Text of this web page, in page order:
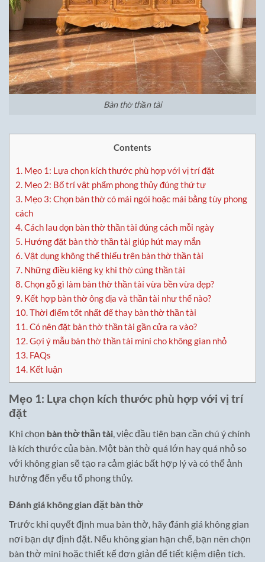
Bàn thờ thần tài
Contents
1. Mẹo 1: Lựa chọn kích thước phù hợp với vị trí đặt
2. Mẹo 2: Bố trí vật phẩm phong thủy đúng thứ tự
3. Mẹo 3: Chọn bàn thờ có mái ngói hoặc mái bằng tùy phong
cách
4.Cách lau dọn bàn thờ thần tài đúng cách mỗi ngày
5. Hướng đặt bàn thờ thần tài giúp hút may mắn
6.Vật dụng không thể thiếu trên bàn thờ thần tài
7. Những điều kiêng kỵ khi thờ cúng thần tài
8.Chọn gỗ gì làm bàn thờ thần tài vừa bền vừa đẹp?
9. Kết hợp bàn thờ ông địa và thần tài như thế nào?
10.Thời điểm tốt nhất để thay bàn thờ thần tài
11.Có nên đặt bàn thờ thần tài gần cửa ra vào?
12.Gợi ý mẫu bàn thờ thần tài mini cho không gian nhỏ
13. FAQs
14. Kết luận
Mẹo 1: Lựa chọn kích thước phù hợp với vị trí
đặt
Khi chọn bàn thờ thần tài , việc đầu tiên bạn cần chú ý chính
là kích thước của bàn. Một bàn thờ quá lớn hay quá nhỏ so
với không gian sẽ tạo ra cảm giác bất hợp lý và có thể ảnh
hưởng đến yếu tố phong thủy.
Đánh giá không gian đặt bàn thờ
Trước khi quyết định mua bàn thờ, hãy đánh giá không gian
nơi bạn dự định đặt. Nếu không gian hạn chế, bạn nên chọn
bàn thờ mini hoặc thiết kế đơn giản để tiết kiệm diện tích.